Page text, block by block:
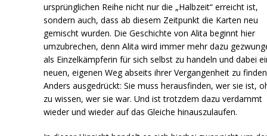
ursprünglichen Reihe nicht nur die „Halbzeit“ erreicht ist,
sondern auch, dass ab diesem Zeitpunkt die Karten neu
gemischt wurden. Die Geschichte von Alita beginnt hier
umzubrechen, denn Alita wird immer mehr dazu
als Einzelkämpferin für sich selbst zu handeln und dabei
neuen, eigenen Weg abseits ihrer Vergangenheit zu
Anders ausgedrückt: Sie muss herausfinden, wer sie ist,
zu wissen, wer sie war. Und ist trotzdem dazu verdammt
wieder und wieder auf das Gleiche hinauszulaufen.